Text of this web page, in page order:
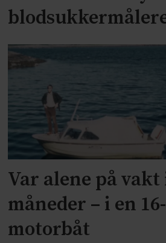
Var alene på
måneder – i en
motorbåt